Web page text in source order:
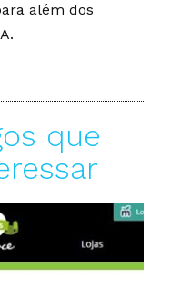
além dos
que